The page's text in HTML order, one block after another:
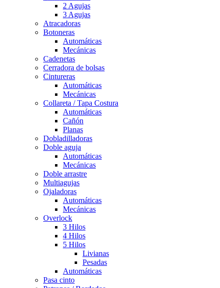
2 Agujas
3 Agujas
Atracadoras
Botoneras
Automáticas
Mecánicas
Cadenetas
Cerradora de bolsas
Cintureras
Automáticas
Mecánicas
Collareta / Tapa Costura
Automáticas
Cañón
Planas
Dobladilladoras
Doble aguja
Automáticas
Mecánicas
Doble arrastre
Multiagujas
Ojaladoras
Automáticas
Mecánicas
Overlock
3 Hilos
4 Hilos
5 Hilos
Livianas
Pesadas
Automáticas
Pasa cinto